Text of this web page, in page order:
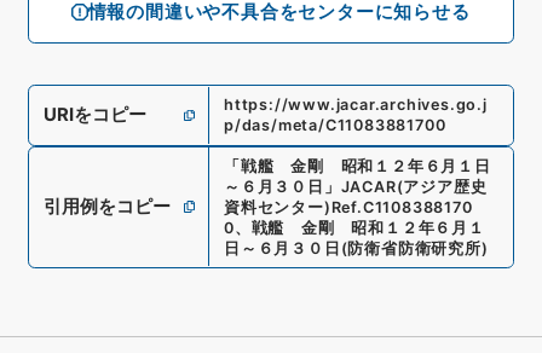
情報の間違いや不具合をセンターに知らせる
URIをコピー
https://www.jacar.archives.go.j
p/das/meta/C11083881700
引用例をコピー
「戦艦 金剛 昭和１２年６月１日
～６月３０日 」 JACAR(アジア歴史
資料センター) Ref.C1108388170
0、 戦艦 金剛 昭和１２年６月１
日～６月３０日 (防衛省防衛研究所)